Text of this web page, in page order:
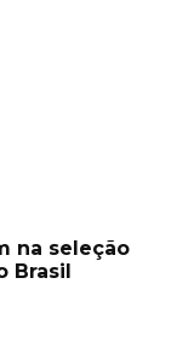
na seleção
Brasil